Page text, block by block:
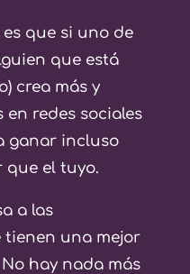
que si uno de
que está
crea más y
en redes sociales
ganar incluso
el tuyo.
a las
tienen una mejor
hay nada más